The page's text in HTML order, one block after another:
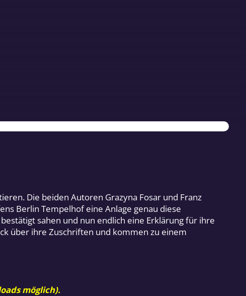
Die beiden Autoren Grazyna Fosar und Franz
Berlin Tempelhof eine Anlage genau diese
sahen und nun endlich eine Erklärung für ihre
über ihre Zuschriften und kommen zu einem
möglich).